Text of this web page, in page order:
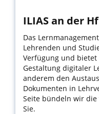
ILIAS an der
Das
Lehrenden und
Verfügung und
Gestaltung digitaler
anderem den
Dokumenten in
Seite bündeln wir
Sie.